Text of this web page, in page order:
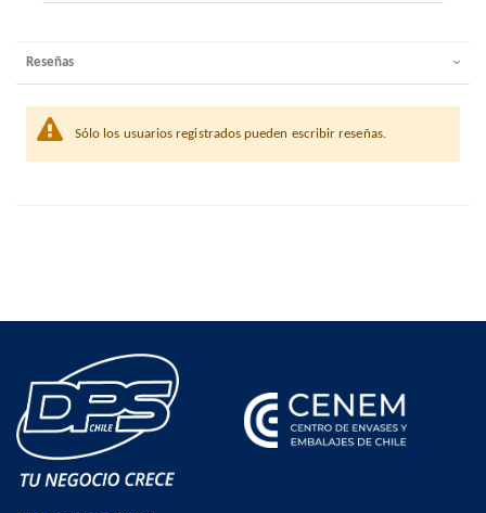
Reseñas
Sólo los usuarios registrados pueden escribir reseñas.